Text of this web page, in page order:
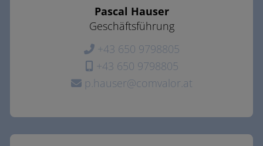
Pascal Hauser
Geschäftsführung
+43 650 9798805
+43 650 9798805
p.hauser@comvalor.at